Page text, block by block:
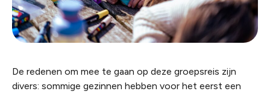
De redenen om mee te gaan op deze groepsreis zijn
divers: sommige gezinnen hebben voor het eerst een